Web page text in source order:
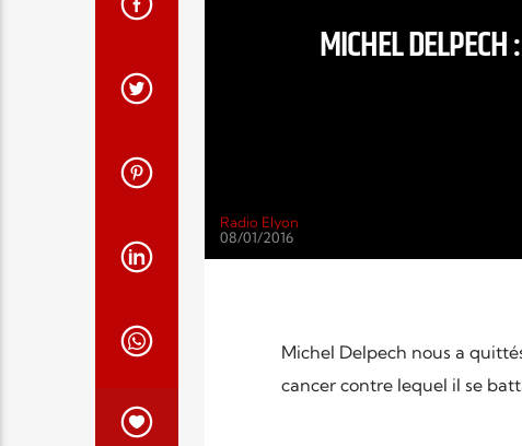
MICHEL DELPECH
Radio Elyon
08/01/2016
Michel Delpech nous a
cancer contre lequel il se